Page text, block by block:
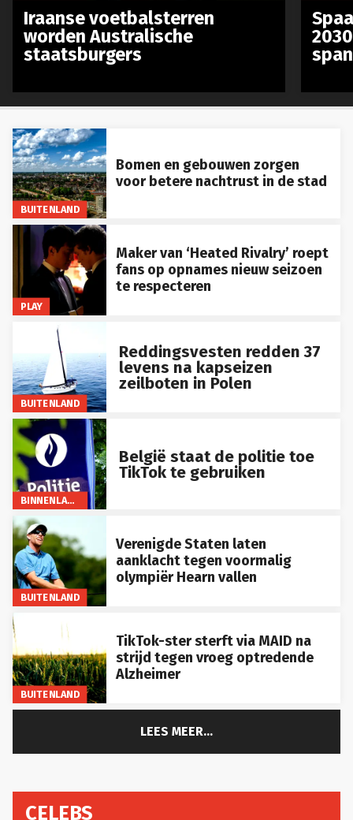
BUITENLAND
Bomen en gebouwen zorgen
voor betere nachtrust in de stad
PLAY
Maker van ‘Heated Rivalry’ roept
fans op opnames nieuw seizoen
te respecteren
BUITENLAND
Reddingsvesten redden 37
levens na kapseizen
zeilboten in Polen
BINNENLAND
België staat de politie toe
TikTok te gebruiken
BUITENLAND
Verenigde Staten laten
aanklacht tegen voormalig
olympiër Hearn vallen
BUITENLAND
TikTok-ster sterft via MAID na
strijd tegen vroeg optredende
Alzheimer
Iraanse voetbalsterren
worden Australische
staatsburgers
LEES MEER...
CELEBS